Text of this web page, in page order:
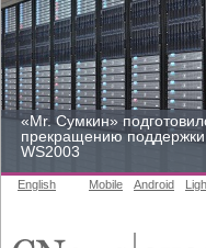
«Mr. Сумкин»
прекращению поддержки
WS2003
English Mobile Android